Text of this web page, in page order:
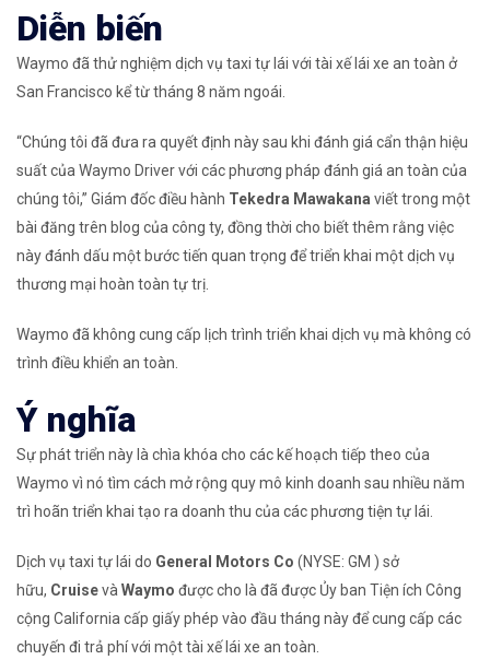
Diễn biến
Waymo đã thử nghiệm dịch vụ taxi tự lái với tài xế lái xe an toàn ở
San Francisco kể từ tháng 8 năm ngoái.
“Chúng tôi đã đưa ra quyết định này sau khi đánh giá cẩn thận hiệu
suất của Waymo Driver với các phương pháp đánh giá an toàn của
chúng tôi,” Giám đốc điều hành Tekedra Mawakana viết trong một
bài đăng trên blog của công ty, đồng thời cho biết thêm rằng việc
này đánh dấu một bước tiến quan trọng để triển khai một dịch vụ
thương mại hoàn toàn tự trị.
Waymo đã không cung cấp lịch trình triển khai dịch vụ mà không có
trình điều khiển an toàn.
Ý nghĩa
Sự phát triển này là chìa khóa cho các kế hoạch tiếp theo của
Waymo vì nó tìm cách mở rộng quy mô kinh doanh sau nhiều năm
trì hoãn triển khai tạo ra doanh thu của các phương tiện tự lái.
Dịch vụ taxi tự lái do General Motors Co (NYSE: GM ) sở
hữu, CruisevàWaymo được cho là đã được Ủy ban Tiện ích Công
cộng California cấp giấy phép vào đầu tháng nàyđể cung cấp các
chuyến đi trả phí với một tài xế lái xe an toàn.